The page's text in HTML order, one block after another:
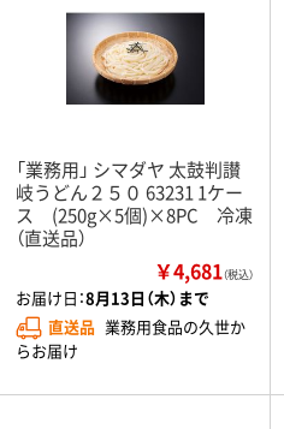
「業務用」 シマダヤ 太鼓判讃
岐うどん２５０ 63231 1ケー
ス (250g×5個)×8PC 冷凍
（直送品）
￥4,681（税込）
お届け日：8月13日（木）まで
直送品 業務用食品の久世か
らお届け